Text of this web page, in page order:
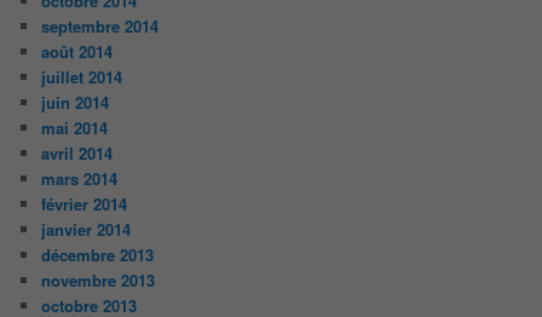
septembre 2014
août 2014
juillet 2014
juin 2014
mai 2014
avril 2014
mars 2014
février 2014
janvier 2014
décembre 2013
novembre 2013
octobre 2013